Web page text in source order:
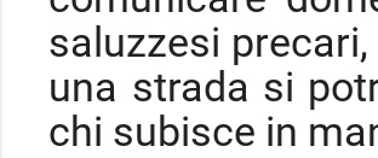
saluzzesi
una strada si
chi subisce in